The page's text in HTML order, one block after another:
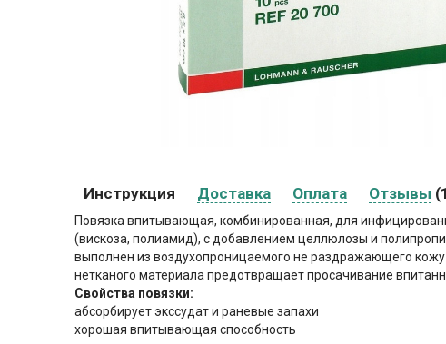
Инструкция Доставка Оплата Отзывы
Повязка впитывающая, комбинированная, для
(вискоза, полиамид), с добавлением целлюлозы и
выполнен из воздухопроницаемого не раздражающего
нетканого материала предотвращает просачивание
Свойства повязки:
абсорбирует экссудат и раневые запахи
хорошая впитывающая способность